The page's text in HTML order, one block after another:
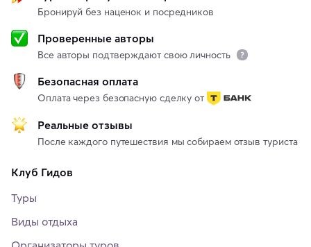
Бронируй без наценок и посредников
Проверенные авторы
Все авторы подтверждают свою личность
Безопасная оплата
Оплата через безопасную сделку от
Реальные отзывы
После каждого путешествия мы собираем отзыв туриста
Клуб Гидов
Туры
Виды отдыха